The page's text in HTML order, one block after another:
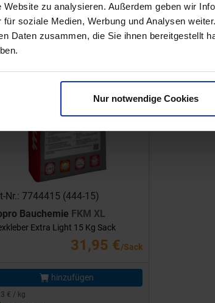
Website zu analysieren. Außerdem geben wir
soziale Medien, Werbung und Analysen
Daten zusammen, die Sie ihnen bereitgestellt
Nur notwendige Cookies
Nr.: 7744415 (444-15)
Bauchemie FKM XL
Extra Light 15 Kg Sack
31,95 €/Sack
hinzufügen
€ / kg